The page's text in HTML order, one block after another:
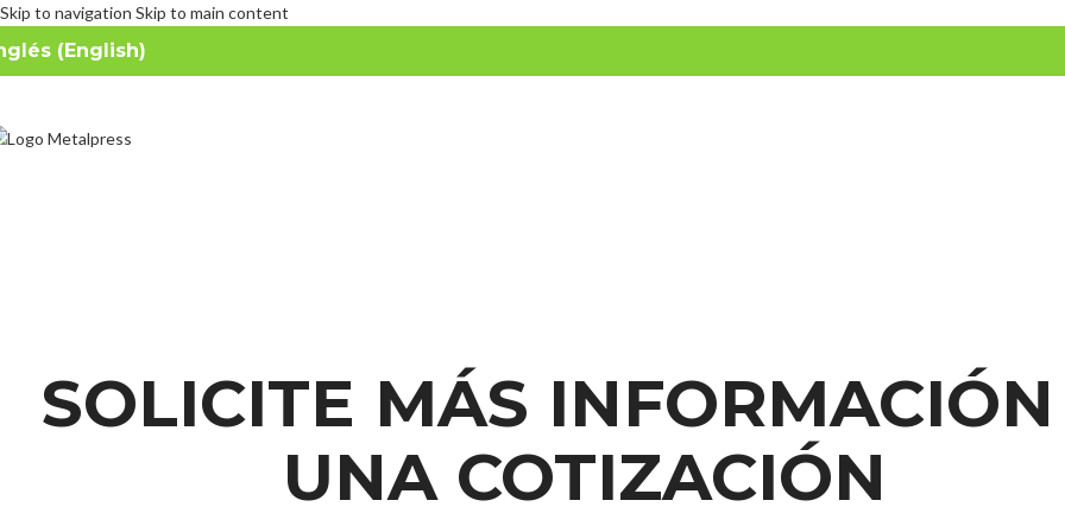
Skip to navigation Skip to main content
(English)
SOLICITE MÁS
UNA COTIZACIÓN